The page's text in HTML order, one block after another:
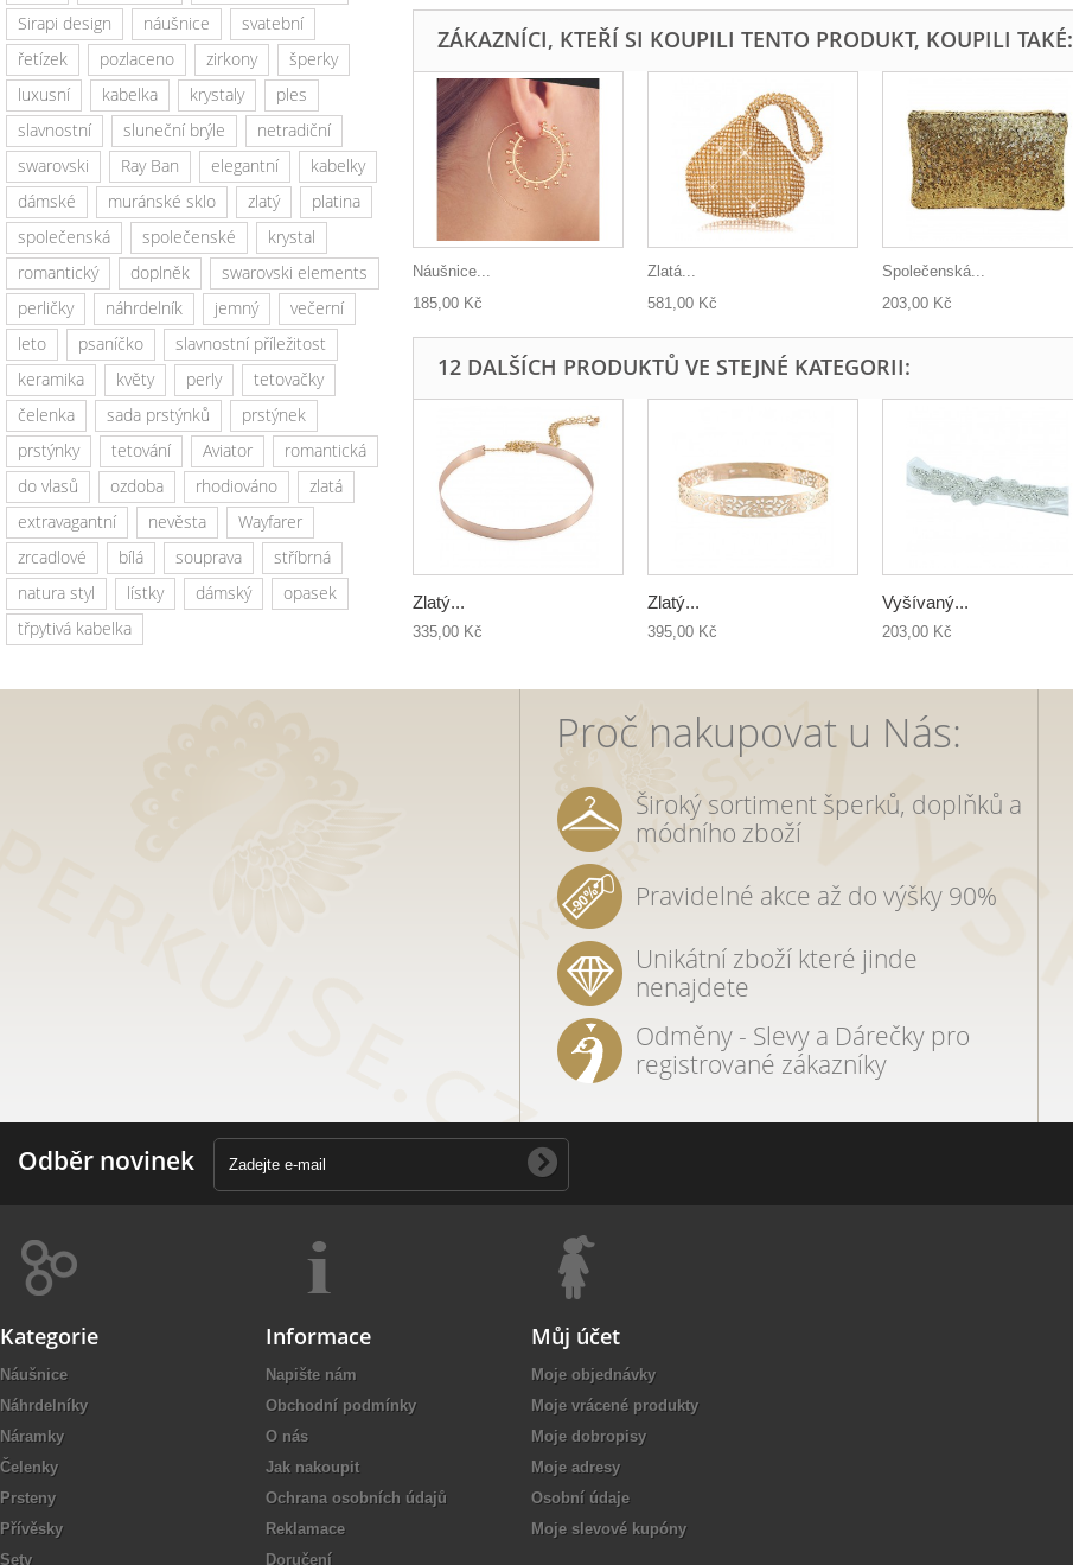
Sirapi design
náušnice
svatební
řetízek
pozlaceno zirkony
šperky
luxusní
kabelka krystaly
ples
slavnostní
sluneční brýle
netradiční
swarovski
Ray Ban elegantní
kabelky
dámské
muránské sklo zlatý
platina
společenská
společenské
krystal
romantický
doplněk
swarovski elements
perličky
náhrdelník jemný
večerní
leto
psaníčko
slavnostní příležitost
keramika
květy perly
tetovačky
čelenka
sada prstýnků
prstýnek
prstýnky
tetování Aviator
romantická
do vlasů
ozdoba rhodiováno
zlatá
extravagantní
nevěsta
Wayfarer
zrcadlové
bílá souprava
stříbrná
natura styl
lístky dámský
opasek
třpytivá kabelka
ZÁKAZNÍCI, KTEŘÍ SI KOUPILI TENTO PRODUKT, KOUPILI TAKÉ:
Náušnice...
185,00 Kč
Zlatá...
581,00 Kč
Společenská...
203,00 Kč
12 DALŠÍCH PRODUKTŮ VE STEJNÉ KATEGORII:
Zlatý...
335,00 Kč
Zlatý...
395,00 Kč
Vyšívaný...
203,00 Kč
Proč nakupovat u Nás:
Široký sortiment šperků, doplňků a
módního zboží
Pravidelné akce až do výšky 90%
Unikátní zboží které jinde
nenajdete
Odměny - Slevy a Dárečky pro
registrované zákazníky
Odběr novinek
Kategorie
Náušnice
Náhrdelníky
Náramky
Čelenky
Prsteny
Přívěsky
Sety
Informace
Napište nám
Obchodní podmínky
O nás
Jak nakoupit
Ochrana osobních údajů
Reklamace
Doručení
Můj účet
Moje objednávky
Moje vrácené produkty
Moje dobropisy
Moje adresy
Osobní údaje
Moje slevové kupóny